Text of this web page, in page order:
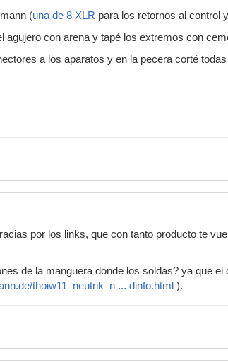
(una de 8 XLR para los retornos al control y
agujero con arena y tapé los extremos con
a los aparatos y en la pecera corté
por los links, que con tanto producto te
de la manguera donde los soldas? ya que
thoiw11_neutrik_n ... dinfo.html ).